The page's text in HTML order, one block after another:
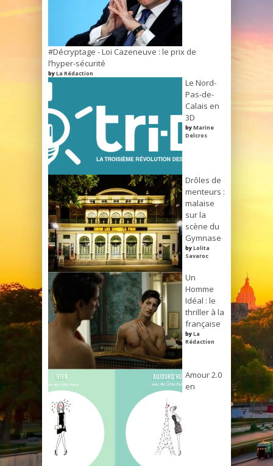
#Décryptage - Loi Cazeneuve : le prix de
l’hyper-sécurité
byLa Rédaction
Le Nord-
Pas-de-
Calais en
3D
byMarine
Delcros
Drôles de
menteurs :
malaise
sur la
scène du
Gymnase
byLolita
Savaroc
Un
Homme
Idéal : le
thriller à la
française
byLa
Rédaction
Amour 2.0
en